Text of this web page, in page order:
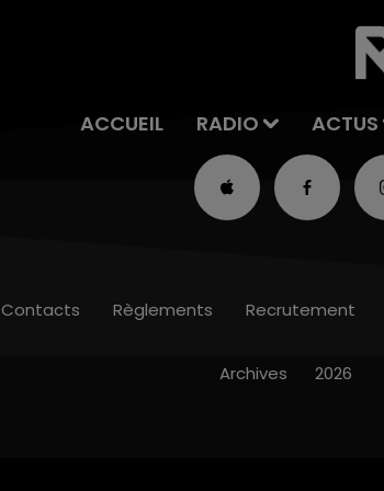
ACCUEIL RADIO ACTUS
Contacts Règlements Recrutement
Archives 2026